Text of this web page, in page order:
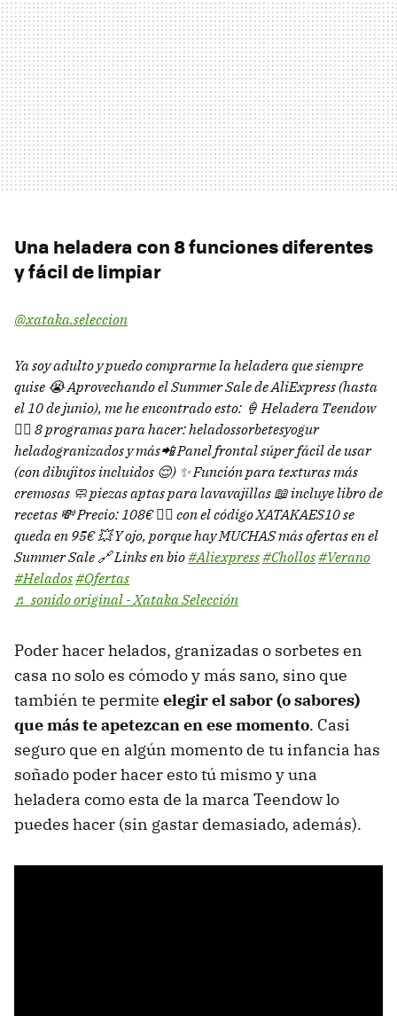
Una heladera con 8 funciones diferentes
y fácil de limpiar
@xataka.seleccion
Ya soy adulto y puedo comprarme la heladera que siempre
quise 😭 Aprovechando el Summer Sale de AliExpress (hasta
el 10 de junio), me he encontrado esto: 🍦 Heladera Teendow
👉🏼 8 programas para hacer: heladossorbetesyogur
heladogranizados y más📲 Panel frontal súper fácil de usar
(con dibujitos incluidos 😌) ✨ Función para texturas más
cremosas 🧼 piezas aptas para lavavajillas 📖 incluye libro de
recetas 💸 Precio: 108€ 👉🏼 con el código XATAKAES10 se
queda en 95€ 💥 Y ojo, porque hay MUCHAS más ofertas en el
Summer Sale 🔗 Links en bio#Aliexpress#Chollos#Verano
#Helados#Ofertas
♬ sonido original - Xataka Selección
Poder hacer helados, granizadas o sorbetes en
casa no solo es cómodo y más sano, sino que
también te permite elegir el sabor (o sabores)
que más te apetezcan en ese momento. Casi
seguro que en algún momento de tu infancia has
soñado poder hacer esto tú mismo y una
heladera como esta de la marca Teendow lo
puedes hacer (sin gastar demasiado, además).